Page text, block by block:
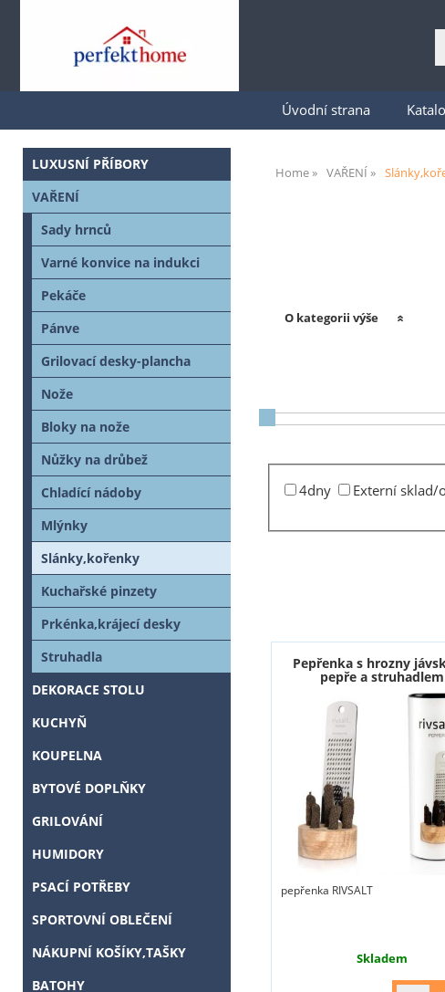
Úvodní strana
Home VAŘENÍ
O kategorii výše
4dny
Externí sklad/
Pepřenka s hrozny
pepře a struhadlem
pepřenka RIVSALT
Skladem
LUXUSNÍ PŘÍBORY
VAŘENÍ
Sady hrnců
Varné konvice na indukci
Pekáče
Pánve
Grilovací desky-plancha
Nože
Bloky na nože
Nůžky na drůbež
Chladící nádoby
Mlýnky
Slánky,kořenky
Kuchařské pinzety
Prkénka,krájecí desky
Struhadla
DEKORACE STOLU
KUCHYŇ
KOUPELNA
BYTOVÉ DOPLŇKY
GRILOVÁNÍ
HUMIDORY
PSACÍ POTŘEBY
SPORTOVNÍ OBLEČENÍ
NÁKUPNÍ KOŠÍKY,TAŠKY
BATOHY